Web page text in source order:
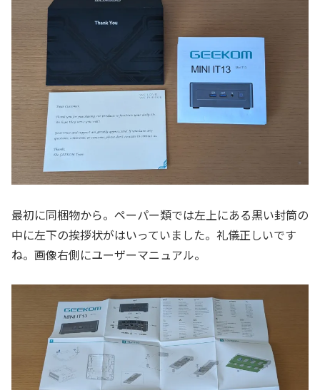
最初に同梱物から。ペーパー類では左上にある黒い封筒の
中に左下の挨拶状がはいっていました。礼儀正しいです
ね。画像右側にユーザーマニュアル。